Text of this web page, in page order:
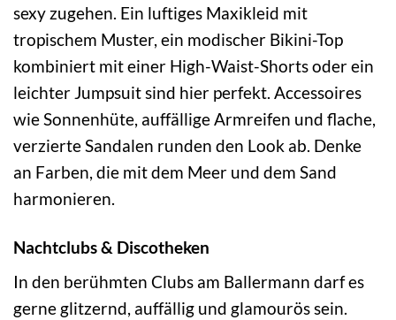
sexy zugehen. Ein luftiges Maxikleid mit
tropischem Muster, ein modischer Bikini-Top
kombiniert mit einer High-Waist-Shorts oder ein
leichter Jumpsuit sind hier perfekt. Accessoires
wie Sonnenhüte, auffällige Armreifen und flache,
verzierte Sandalen runden den Look ab. Denke
an Farben, die mit dem Meer und dem Sand
harmonieren.
Nachtclubs & Discotheken
In den berühmten Clubs am Ballermann darf es
gerne glitzernd, auffällig und glamourös sein.